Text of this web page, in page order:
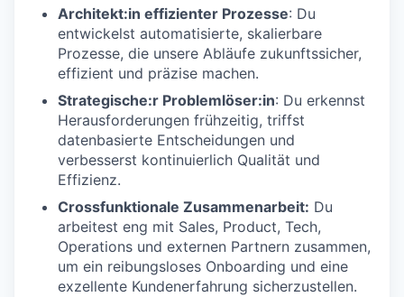
Architekt:in effizienter Prozesse: Du
entwickelst automatisierte, skalierbare
Prozesse, die unsere Abläufe zukunftssicher,
effizient und präzise machen.
Strategische:r Problemlöser:in: Du erkennst
Herausforderungen frühzeitig, triffst
datenbasierte Entscheidungen und
verbesserst kontinuierlich Qualität und
Effizienz.
Crossfunktionale Zusammenarbeit: Du
arbeitest eng mit Sales, Product, Tech,
Operations und externen Partnern zusammen,
um ein reibungsloses Onboarding und eine
exzellente Kundenerfahrung sicherzustellen.